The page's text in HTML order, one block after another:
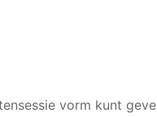
vorm kunt